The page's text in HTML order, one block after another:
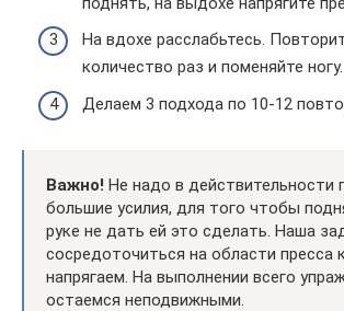
На вдохе расслабьтесь.
количество раз и поменяйте ногу.
Делаем 3 подхода по 10-12
Важно! Не надо в действительности
большие усилия, для того чтобы
руке не дать ей это сделать. Наша
сосредоточиться на области пресса
напрягаем. На выполнении всего
остаемся неподвижными.